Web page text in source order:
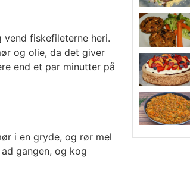
vend fiskefileterne heri.
og olie, da det giver
end et par minutter på
i en gryde, og rør mel
gangen, og kog